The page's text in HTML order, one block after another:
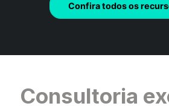
Confira todos os
Consultoria